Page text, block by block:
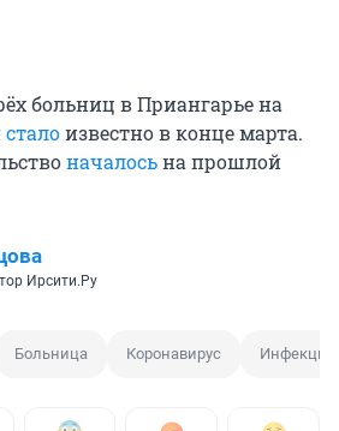
больниц в Приангарье на
сталоизвестно в конце марта.
началосьна прошлой
Ирсити.Ру
Больница Коронавирус